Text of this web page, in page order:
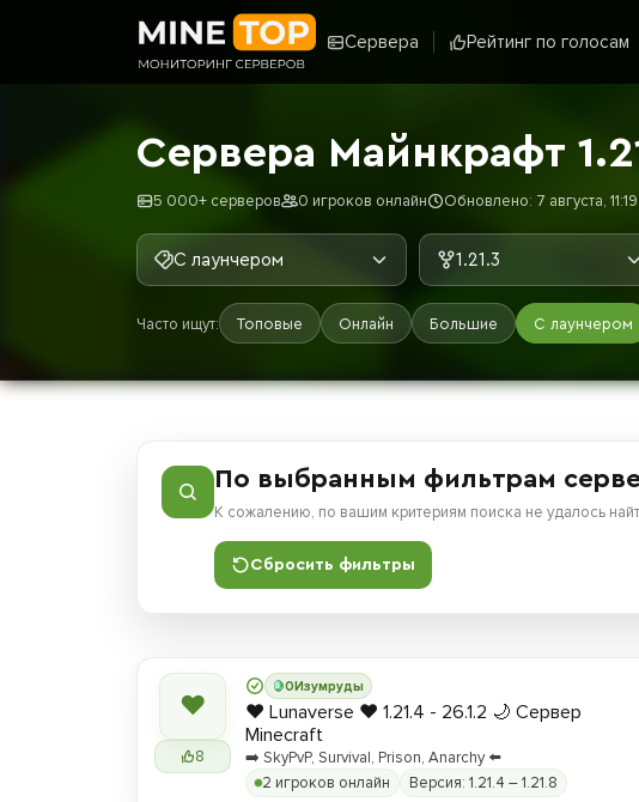
Сервера Рейтинг по голосам
Сервера Майнкрафт
5 000+ серверов 0 игроков онлайн Обновлено: 7 августа, 11:19
С лаунчером 1.21.3
Часто ищут: Топовые Онлайн Большие С лаунчером
По выбранным фильтрам
К сожалению, по вашим критериям поиска не удалось
Сбросить фильтры
❤
8
0Изумруды
❤️ Lunaverse ❤️ 1.21.4 - 26.1.2 🌙 Сервер
Minecraft
➡️ SkyPvP, Survival, Prison, Anarchy ⬅️
2 игроков онлайн
Версия: 1.21.4 – 1.21.8